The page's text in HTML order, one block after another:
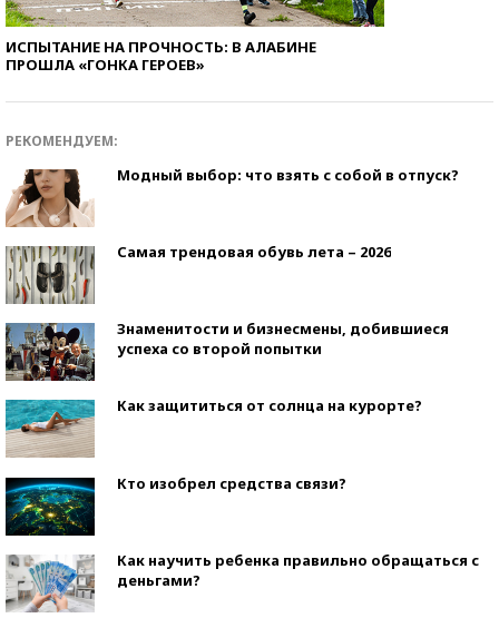
ИСПЫТАНИЕ НА ПРОЧНОСТЬ: В АЛАБИНЕ
ПРОШЛА «ГОНКА ГЕРОЕВ»
РЕКОМЕНДУЕМ:
Модный выбор: что взять с собой в отпуск?
Самая трендовая обувь лета – 2026
Знаменитости и бизнесмены, добившиеся
успеха со второй попытки
Как защититься от солнца на курорте?
Кто изобрел средства связи?
Как научить ребенка правильно обращаться с
деньгами?